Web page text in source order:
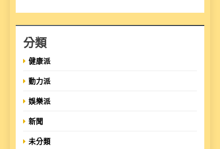
分類
健康派
動力派
娛樂派
新聞
未分類